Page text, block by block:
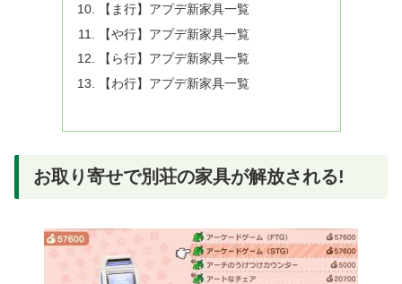
【ま行】アプデ新家具一覧
【や行】アプデ新家具一覧
【ら行】アプデ新家具一覧
【わ行】アプデ新家具一覧
お取り寄せで別荘の家具が解放される!